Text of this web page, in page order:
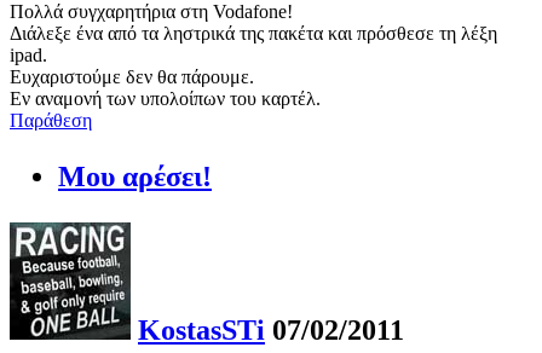
Πολλά συγχαρητήρια στη Vodafone!
Διάλεξε ένα από τα ληστρικά της πακέτα και πρόσθεσε τη λέξη
ipad.
Ευχαριστούμε δεν θα πάρουμε.
Εν αναμονή των υπολοίπων του καρτέλ.
Παράθεση
Μου αρέσει!
KostasSTi 07/02/2011